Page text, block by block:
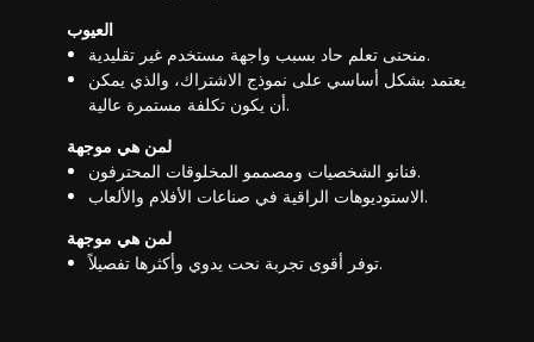
العيوب
منحنى تعلم حاد بسبب واجهة مستخدم غير تقليدية.
يعتمد بشكل أساسي على نموذج الاشتراك، والذي يمكن
أن يكون تكلفة مستمرة عالية.
لمن هي موجهة
فنانو الشخصيات ومصممو المخلوقات المحترفون.
الاستوديوهات الراقية في صناعات الأفلام والألعاب.
لمن هي موجهة
توفر أقوى تجربة نحت يدوي وأكثرها تفصيلاً.